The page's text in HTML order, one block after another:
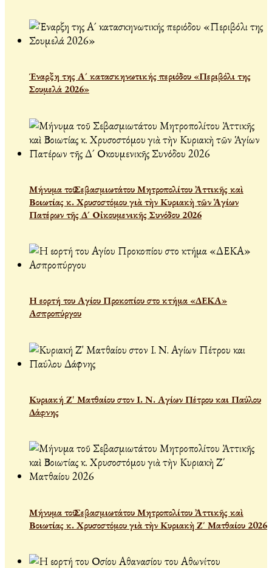
Έναρξη της Α´ κατασκηνωτικής περιόδου «Περιβόλι της
Σουμελά 2026»
Μήνυμα τοῦ Σεβασμιωτάτου Μητροπολίτου Ἀττικῆς καὶ
Βοιωτίας κ. Χρυσοστόμου γιὰ τὴν Κυριακὴ τῶν Ἁγίων
Πατέρων τῆς Δ´ Οἰκουμενικῆς Συνόδου 2026
Η εορτή του Αγίου Προκοπίου στο κτήμα «ΔΕΚΑ»
Ασπροπύργου
Κυριακή Ζ' Ματθαίου στον Ι. Ν. Αγίων Πέτρου και Παύλου
Δάφνης
Μήνυμα τοῦ Σεβασμιωτάτου Μητροπολίτου Ἀττικῆς καὶ
Βοιωτίας κ. Χρυσοστόμου γιὰ τὴν Κυριακὴ Ζ΄ Ματθαίου 2026